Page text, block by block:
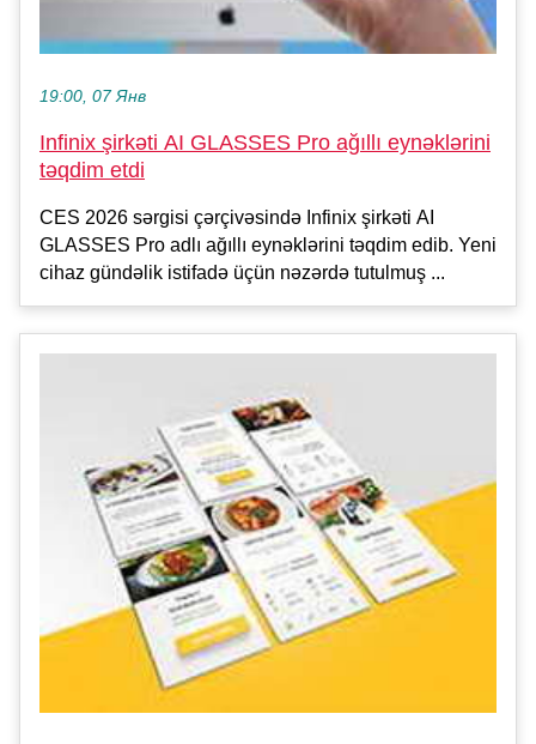
19:00, 07 Янв
Infinix şirkəti AI GLASSES Pro ağıllı eynəklərini
təqdim etdi
CES 2026 sərgisi çərçivəsində Infinix şirkəti AI
GLASSES Pro adlı ağıllı eynəklərini təqdim edib. Yeni
cihaz gündəlik istifadə üçün nəzərdə tutulmuş ...